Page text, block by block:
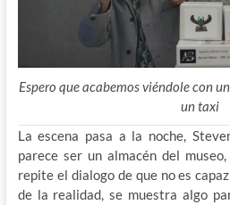
Espero que acabemos viéndole con
un taxi
La escena pasa a la noche,
parece ser un almacén del
repite el dialogo de que no es
de la realidad, se muestra algo